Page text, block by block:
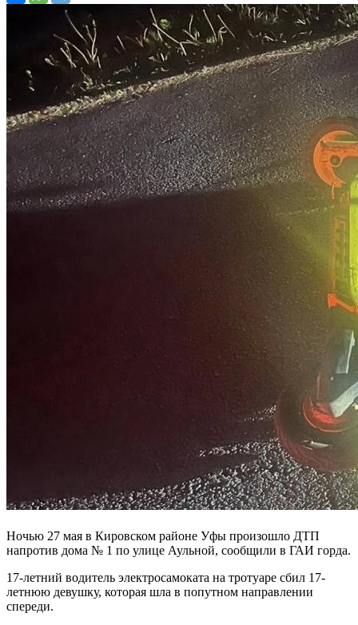
Ночью 27 мая в Кировском районе Уфы произошло ДТП
напротив дома № 1 по улице Аульной, сообщили в ГАИ горда.
17-летний водитель электросамоката на тротуаре сбил 17-
летнюю девушку, которая шла в попутном направлении
спереди.